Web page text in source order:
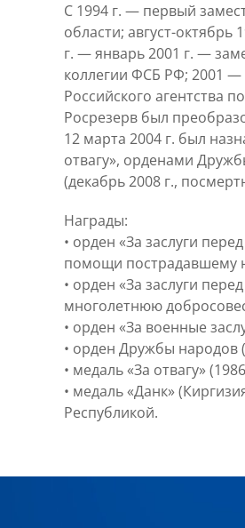
С 1994 г. — первый
области; август-
г. — январь 2001 г. —
коллегии ФСБ РФ; 2001 —
Российского агентства
Росрезерв был
12 марта 2004 г. был
отвагу», орденами
(декабрь 2008 г.,
Награды:
• орден «За заслуги
помощи пострадавшему
• орден «За заслуги
многолетнюю
• орден «За военные
• орден Дружбы народов
• медаль «За отвагу»
• медаль «Данк»
Республикой.